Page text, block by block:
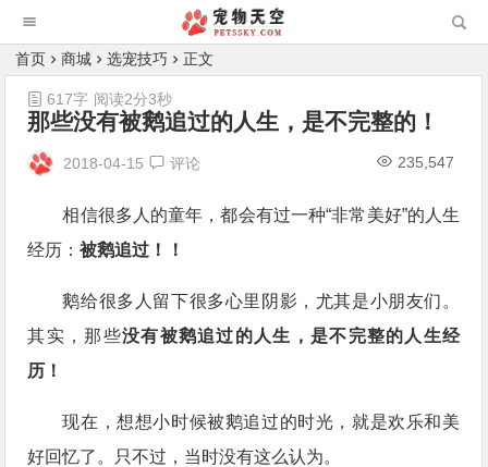
首页 商城 选宠技巧 正文
那些没有被鹅追过的人生，是不完整的！
2018-04-15 评论 235,547
617字 阅读2分3秒
相信很多人的童年，都会有过一种“非常美好”的人生
经历：被鹅追过！！
鹅给很多人留下很多心里阴影，尤其是小朋友们。
其实，那些没有被鹅追过的人生，是不完整的人生经
历！
现在，想想小时候被鹅追过的时光，就是欢乐和美
好回忆了。只不过，当时没有这么认为。